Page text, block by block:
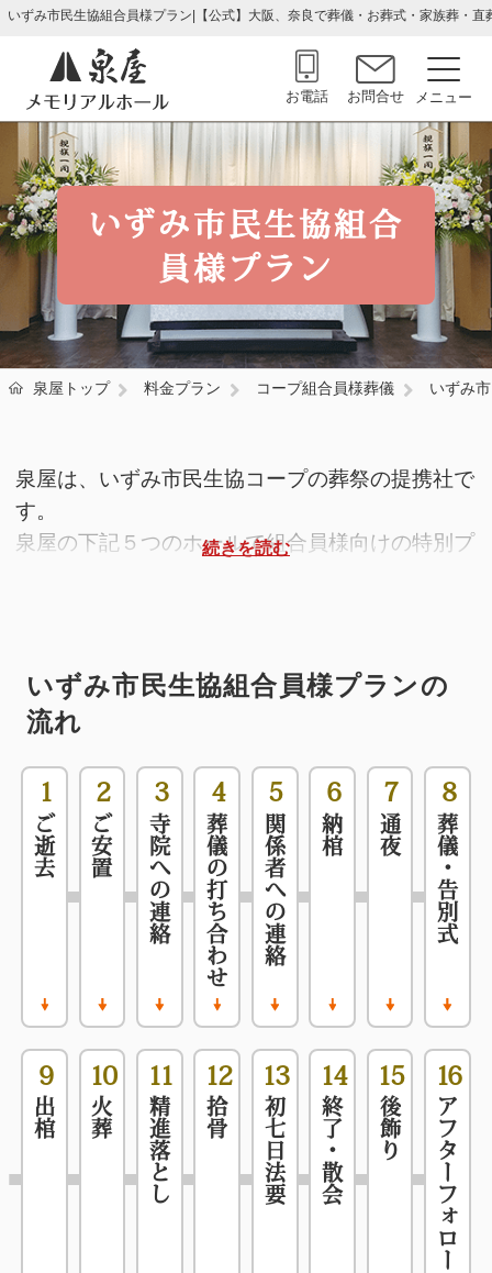
いずみ市民生協組合員様プラン|【公式】大阪、奈良で葬儀・お葬式・家族葬・
お電話 お問合せ
いずみ市民生協組合
員様プラン
泉屋トップ 料金プラン コープ組合員様葬儀 いずみ
泉屋は、いずみ市民生協コープの葬祭の提携社で
す。
泉屋の下記５つのホールで組合員様向けの特別プ
東大阪瓢箪山メモリアルホ
ール
高井田メモリアルホール
東大阪瓢箪山家族葬一日葬
専用ホール ANNEX
東大阪石切家族葬ホール
メモリアルホール堺
いずみ市民生協組合員様プランの
流れ
1
ご逝去
2
ご安置
3
寺院への連絡
4
葬儀の打ち合わせ
5
関係者への連絡
6
納棺
7
通夜
8
葬儀・告別式
9
出棺
10
火葬
11
精進落とし
12
拾骨
13
初七日法要
14
終了・散会
15
後飾り
16
アフターフォロー